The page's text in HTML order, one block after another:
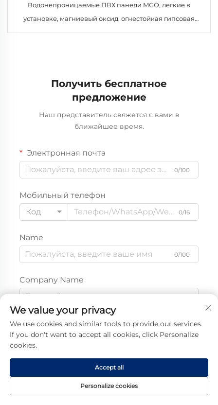
Водонепроницаемые ПВХ панели MGO, легкие в
установке, магниевый оксид, огнестойкая гипсовая
плита, сэндвич-панели для внутренней отделки,
Получить бесплатное
предложение
Наш представитель свяжется с вами в
ближайшее время.
Электронная почта
0/100
Мобильный телефон
Код
0/16
Name
0/100
Company Name
0/200
Сообщение
We value your privacy
We use cookies and similar tools to provide our services.
If you don't want to accept all cookies, click Personalize
cookies.
Personalize cookies
Accept all